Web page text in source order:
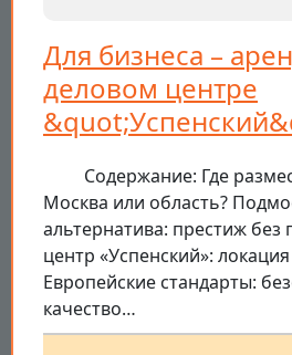
Для бизнеса –
деловом центре
Содержание: Где
Москва или область?
альтернатива: престиж без
центр «Успенский»:
Европейские стандарты:
качество…